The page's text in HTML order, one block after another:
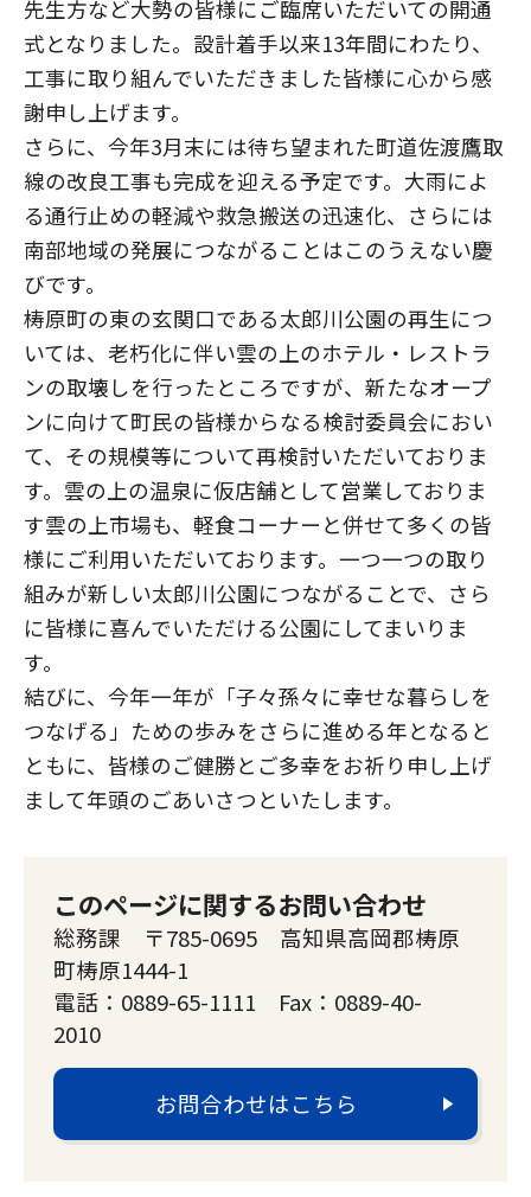
先生方など大勢の皆様にご臨席いただいての開通
式となりました。設計着手以来13年間にわたり、
工事に取り組んでいただきました皆様に心から感
謝申し上げます。
さらに、今年3月末には待ち望まれた町道佐渡鷹取
線の改良工事も完成を迎える予定です。大雨によ
る通行止めの軽減や救急搬送の迅速化、さらには
南部地域の発展につながることはこのうえない慶
びです。
梼原町の東の玄関口である太郎川公園の再生につ
いては、老朽化に伴い雲の上のホテル・レストラ
ンの取壊しを行ったところですが、新たなオープ
ンに向けて町民の皆様からなる検討委員会におい
て、その規模等について再検討いただいておりま
す。雲の上の温泉に仮店舗として営業しておりま
す雲の上市場も、軽食コーナーと併せて多くの皆
様にご利用いただいております。一つ一つの取り
組みが新しい太郎川公園につながることで、さら
に皆様に喜んでいただける公園にしてまいりま
す。
結びに、今年一年が「子々孫々に幸せな暮らしを
つなげる」ための歩みをさらに進める年となると
ともに、皆様のご健勝とご多幸をお祈り申し上げ
まして年頭のごあいさつといたします。
このページに関するお問い合わせ
総務課 〒785-0695 高知県高岡郡梼原
町梼原1444-1
電話：0889-65-1111 Fax：0889-40-
2010
お問合わせはこちら